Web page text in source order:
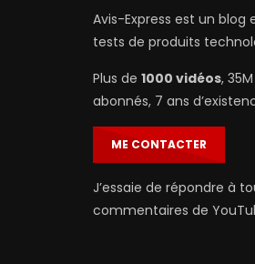
Avis-Express est un
tests de produits
Plus de 1000 vidéos,
abonnés, 7 ans
ME CONTACTER
J’essaie de répondre à
commentaires de